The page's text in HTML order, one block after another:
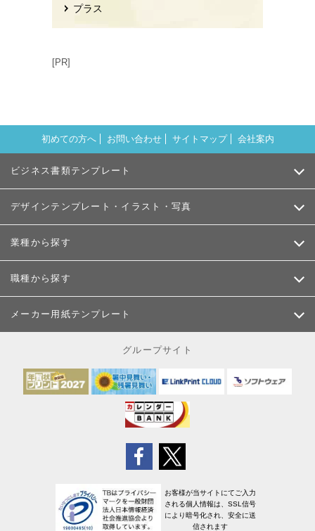
プラス
[PR]
初めての方へ お問い合わせ サイトマップ 会社案内
ビジネス書類テンプレート
デザインテンプレート・イラスト・写真
業種から探す
職種から探す
メーカー用紙テンプレート
グループサイト
お客様が当サイトにてご入力
される個人情報は、SSL信号
により暗号化され、安全に送
信されます